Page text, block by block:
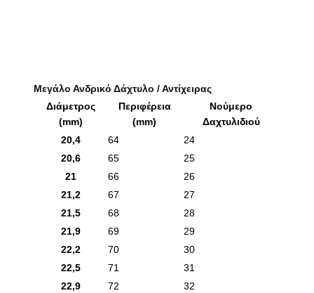
Μεγάλο Ανδρικό Δάχτυλο / Αντίχειρας
Διάμετρος
(mm)
Περιφέρεια
(mm)
Νούμερο
Δαχτυλιδιού
20,4
64
24
20,6
65
25
21
66
26
21,2
67
27
21,5
68
28
21,9
69
29
22,2
70
30
22,5
71
31
22,9
72
32